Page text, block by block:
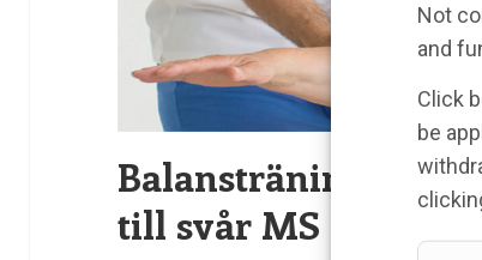
Not
and
Click
be
Balansträning kan
till svår MS